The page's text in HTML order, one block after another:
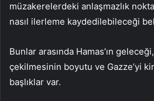
müzakerelerdeki anlaşmazlık
nasıl ilerleme kaydedilebileceği
Bunlar arasında Hamas’ın
çekilmesinin boyutu ve Gazze’yi
başlıklar var.